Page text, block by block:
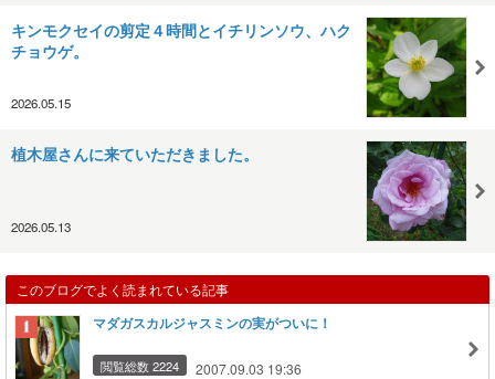
キンモクセイの剪定４時間とイチリンソウ、ハク
チョウゲ。
2026.05.15
植木屋さんに来ていただきました。
2026.05.13
このブログでよく読まれている記事
マダガスカルジャスミンの実がついに！
閲覧総数 2224 2007.09.03 19:36